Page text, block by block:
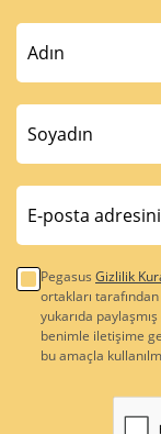
Pegasus Gizlilik
ortakları
yukarıda
benimle iletişime
bu amaçla